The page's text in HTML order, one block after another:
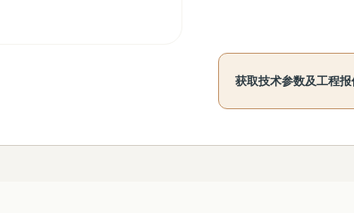
获取技术参数及工程报